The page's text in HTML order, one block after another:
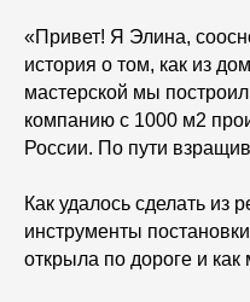
«Привет! Я Элина,
история о том, как из
мастерской мы
компанию с 1000 м2
России. По пути
Как удалось сделать из
инструменты
открыла по дороге и